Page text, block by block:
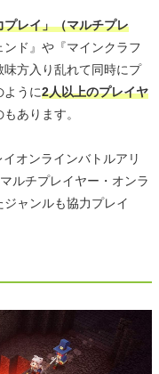
レイ」（マルチプレ
ド』や『マインクラフ
味方入り乱れて同時にプ
ように2人以上のプレイヤ
もあります。
オンラインバトルアリ
ルチプレイヤー・オンラ
ャンルも協力プレイ